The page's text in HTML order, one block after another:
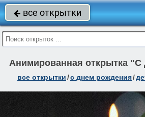
 все открытки
Анимированная открытка
все открытки/c днем рождения/